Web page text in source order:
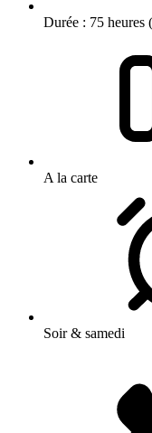
Durée : 75 heures
A la carte
Soir & samedi